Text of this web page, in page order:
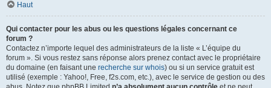
Haut
Qui contacter pour les abus ou les questions légales concernant ce
forum ?
Contactez n’importe lequel des administrateurs de la liste « L’équipe du
forum ». Si vous restez sans réponse alors prenez contact avec le propriétaire
du domaine (en faisant une recherche sur whois) ou si un service gratuit est
utilisé (exemple : Yahoo!, Free, f2s.com, etc.), avec le service de gestion ou des